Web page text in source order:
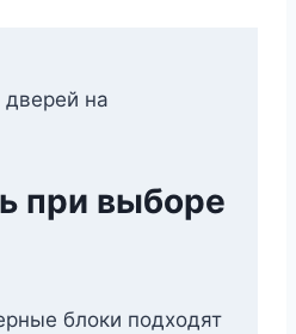
при выборе
блоки подходят